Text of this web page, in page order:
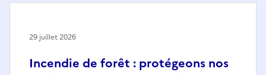
Incendie de forêt : protégeons nos
29 juillet 2026